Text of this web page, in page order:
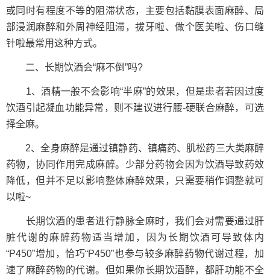
或同时有程度不等的阻滞状态，主要包括黏膜表面麻醉、局
部浸润麻醉和外周神经阻滞，拔牙啦、做个医美啦、伤口缝
针啦最常用这种方式。
二、长期饮酒会“麻不倒”吗?
1、酒精一般不会影响“半麻”的效果，但是患者若因过度
饮酒引起凝血功能异常，则不建议进行腰-硬联合麻醉，可选
择全麻。
2、全身麻醉是通过镇静药、镇痛药、肌松药三大类麻醉
药物，协同作用完成麻醉。少部分药物会因为饮酒导致药效
降低，但并不足以影响整体麻醉效果，只需要稍作调整就可
以啦~
长期饮酒的患者进行静脉全麻时，我们会对需要通过肝
脏代谢的麻醉药物适当增加，因为长期饮酒可导致体内
“P450”增加，恰巧“P450”也参与较多麻醉药物代谢过程，加
速了麻醉药物的代谢。但如果你长期饮酒醉，都肝功能不全